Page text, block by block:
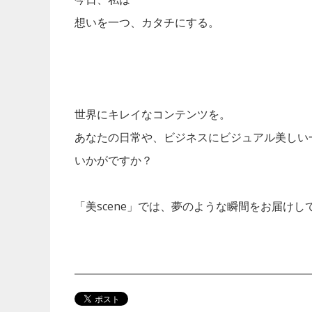
想いを一つ、カタチにする。
世界にキレイなコンテンツを。
あなたの日常や、ビジネスにビジュアル美しい
いかがですか？
「美scene」では、夢のような瞬間をお届けし